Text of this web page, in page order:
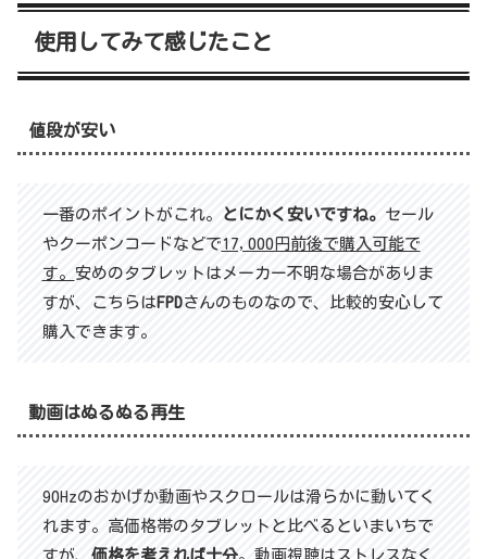
使用してみて感じたこと
値段が安い
一番のポイントがこれ。 とにかく安いですね。 セール
やクーポンコードなどで 17,000円前後で購入可能で
す。 安めのタブレットはメーカー不明な場合がありま
すが、こちらは FPDさんのものなので、比較的安心して
購入できます。
動画はぬるぬる再生
90Hzのおかげか動画やスクロールは滑らかに動いてく
れます。高価格帯のタブレットと比べるといまいちで
すが、 価格を考えれば十分。動画視聴はストレスなく